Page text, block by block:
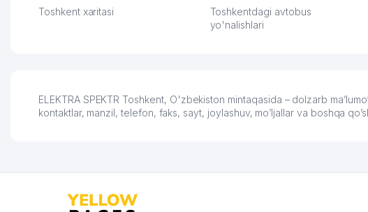
Toshkent xaritasi
Toshkentdagi avtobus
yo'nalishlari
ELEKTRA SPEKTR Toshkent, O'zbekiston mintaqasida – dolzarb
kontaktlar, manzil, telefon, faks, sayt, joylashuv, mo’ljallar va boshqa